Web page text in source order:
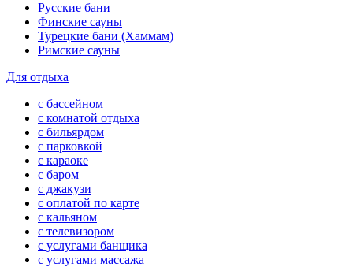
Русские бани
Финские сауны
Турецкие бани (Хаммам)
Римские сауны
Для отдыха
с бассейном
с комнатой отдыха
с бильярдом
с парковкой
с караоке
с баром
с джакузи
с оплатой по карте
с кальяном
с телевизором
с услугами банщика
с услугами массажа